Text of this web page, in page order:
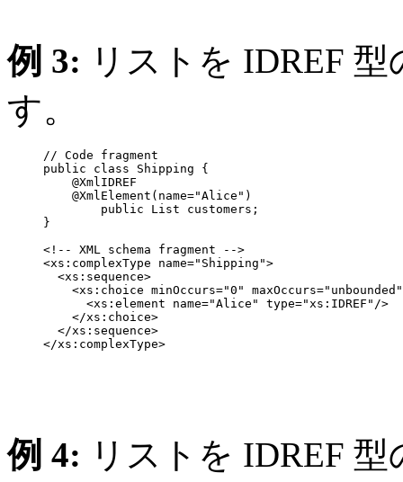
例 3: リストを IDREF
す。
     // Code fragment
     public class Shipping {
         @XmlIDREF
         @XmlElement(name="Alice")
             public List customers;
     }
     <!-- XML schema fragment -->
     <xs:complexType name="Shipping">
       <xs:sequence>
<xs:choice minOccurs="0"
           <xs:element name="Alice" type="xs:IDREF"/>
         </xs:choice>
       </xs:sequence>
     </xs:complexType>
例 4: リストを IDREF